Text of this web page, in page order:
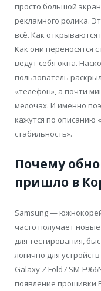
просто большой
рекламного ролика.
всё. Как
Как они переносятся
ведут себя окна.
пользователь
«телефон», а почти
мелочах. И именно
кажутся по
стабильность».
Почему
пришло в
Samsung —
часто получает
для тестирования,
логично для
Galaxy Z Fold7 SM-
появление прошивки